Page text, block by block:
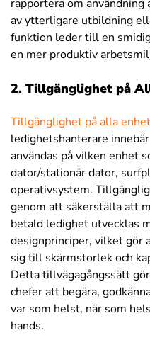
rapportera om
av ytterligare utbildning
funktion leder till en
en mer produktiv
2. Tillgänglighet på
Tillgänglighet på alla
ledighetshanterare
användas på vilken enhet
dator/stationär dator,
operativsystem.
genom att säkerställa att
betald ledighet utvecklas
designprinciper, vilket gör
sig till skärmstorlek och
Detta tillvägagångssätt
chefer att begära,
var som helst, när som
hands.